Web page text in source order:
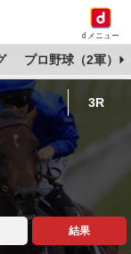
dメニュー
プロ野球（2軍）
3R
結果